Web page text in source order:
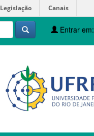
Legislação Canais
Entrar em: